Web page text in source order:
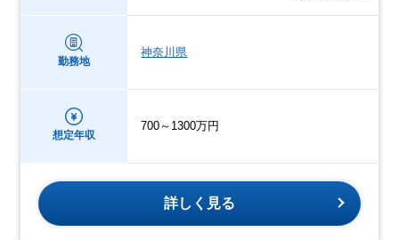
勤務地
神奈川県
想定年収
700～1300万円
詳しく見る